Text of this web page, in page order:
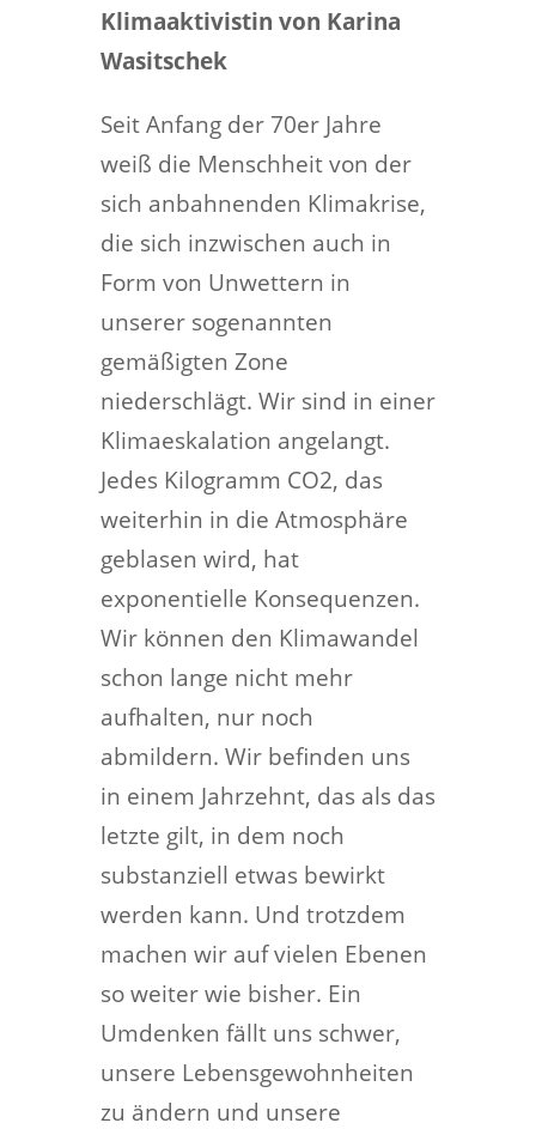
Klimaaktivistin von Karina
Wasitschek
Seit Anfang der 70er Jahre
weiß die Menschheit von der
sich anbahnenden Klimakrise,
die sich inzwischen auch in
Form von Unwettern in
unserer sogenannten
gemäßigten Zone
niederschlägt. Wir sind in einer
Klimaeskalation angelangt.
Jedes Kilogramm CO2, das
weiterhin in die Atmosphäre
geblasen wird, hat
exponentielle Konsequenzen.
Wir können den Klimawandel
schon lange nicht mehr
aufhalten, nur noch
abmildern. Wir befinden uns
in einem Jahrzehnt, das als das
letzte gilt, in dem noch
substanziell etwas bewirkt
werden kann. Und trotzdem
machen wir auf vielen Ebenen
so weiter wie bisher. Ein
Umdenken fällt uns schwer,
unsere Lebensgewohnheiten
zu ändern und unsere